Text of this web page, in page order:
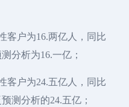
客户为16.两亿人，同比
分析为16.一亿；
客户为24.五亿人，同比
测分析的24.五亿；